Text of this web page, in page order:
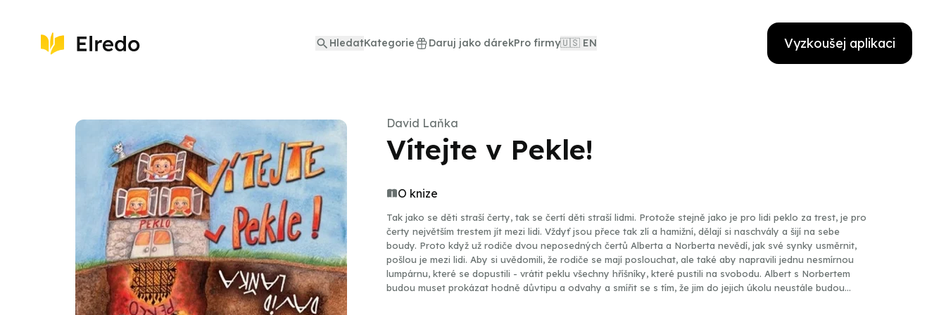
HledatKategorie Daruj jako dárekPro firmy🇺🇸 EN Vyzkoušej aplikaci
David Laňka
Vítejte v Pekle!
O knize
Tak jako se děti straší čerty, tak se čertí děti straší lidmi. Protože stejně jako je pro lidi peklo za trest, je pro
čerty největším trestem jít mezi lidi. Vždyť jsou přece tak zlí a hamižní, dělají si naschvály a šijí na sebe
boudy. Proto když už rodiče dvou neposedných čertů Alberta a Norberta nevědí, jak své synky usměrnit,
pošlou je mezi lidi. Aby si uvědomili, že rodiče se mají poslouchat, ale také aby napravili jednu nesmírnou
lumpárnu, které se dopustili - vrátit peklu všechny hříšníky, které pustili na svobodu. Albert s Norbertem
budou muset prokázat hodně důvtipu a odvahy a smířit se s tím, že jim do jejich úkolu neustále budou